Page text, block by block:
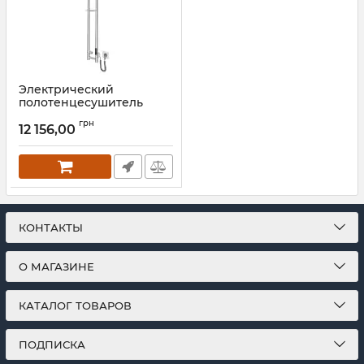
Электрический
полотенцесушитель
1170х140 TR 2.0 K
Артикул:2.13.046353.P
12 156,00 грн
КОНТАКТЫ
О МАГАЗИНЕ
КАТАЛОГ ТОВАРОВ
ПОДПИСКА